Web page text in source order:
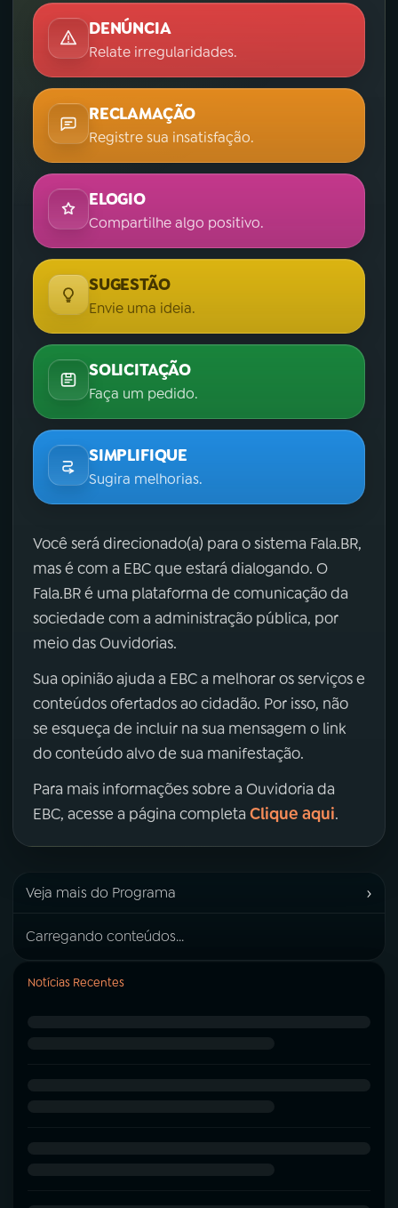
DENÚNCIA
Relate irregularidades.
RECLAMAÇÃO
Registre sua insatisfação.
ELOGIO
Compartilhe algo positivo.
SUGESTÃO
Envie uma ideia.
SOLICITAÇÃO
Faça um pedido.
SIMPLIFIQUE
Sugira melhorias.
Você será direcionado(a) para o sistema Fala.BR,
mas é com a EBC que estará dialogando. O
Fala.BR é uma plataforma de comunicação da
sociedade com a administração pública, por
meio das Ouvidorias.
Sua opinião ajuda a EBC a melhorar os serviços e
conteúdos ofertados ao cidadão. Por isso, não
se esqueça de incluir na sua mensagem o link
do conteúdo alvo de sua manifestação.
Para mais informações sobre a Ouvidoria da
EBC, acesse a página completa Clique aqui.
Veja mais do Programa ›
Carregando conteúdos...
Notícias Recentes